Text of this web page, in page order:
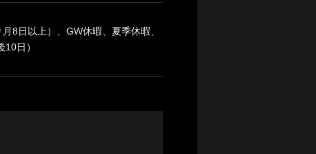
8日以上）、GW休暇、夏季休暇、
日）